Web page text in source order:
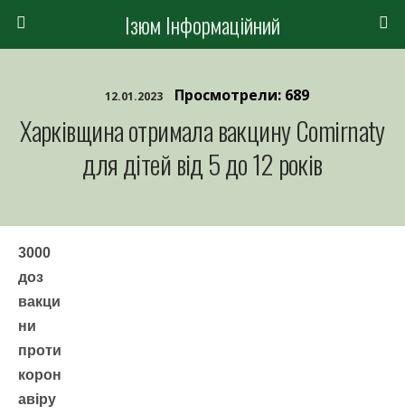
Ізюм Інформаційний
12.01.2023 Просмотрели: 689
Харківщина отримала вакцину Comirnaty
для дітей від 5 до 12 років
3000
доз
вакци
ни
проти
корон
авіру